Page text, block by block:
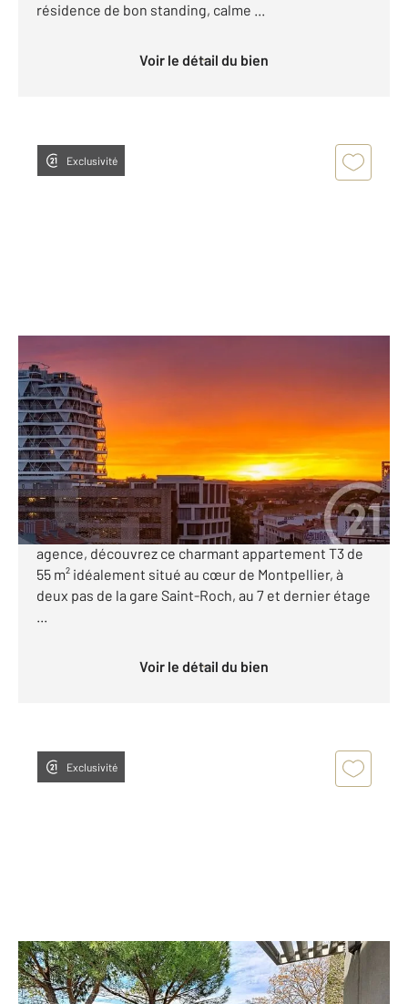
résidence de bon standing, calme ...
Voir le détail du bien
Exclusivité
MONTPELLIER 34
54,65 m , 3 pièces
Ref : 1945
Appartement F3 à vendre
230 000 €
MONTPELLIER CENTRE (quartier Gare) T3 lumineux
avec vue panoramique En exclusivité dans notre
agence, découvrez ce charmant appartement T3 de
55 m² idéalement situé au cœur de Montpellier, à
deux pas de la gare Saint-Roch, au 7 et dernier étage
Voir le détail du bien
Exclusivité
MONTPELLIER 34
37,16 m2, 2 pièces
Ref : 1873